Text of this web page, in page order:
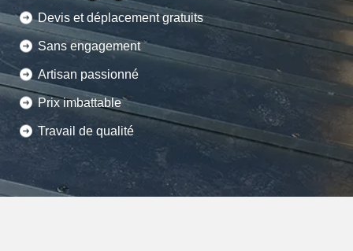
Devis et déplacement gratuits
Sans engagement
Artisan passionné
Prix imbattable
Travail de qualité